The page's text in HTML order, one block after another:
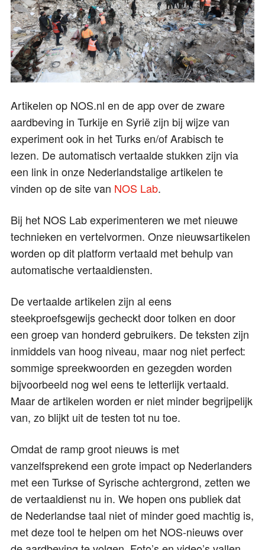
Artikelen op NOS.nl en de app over de zware
aardbeving in Turkije en Syrië zijn bij wijze van
experiment ook in het Turks en/of Arabisch te
lezen. De automatisch vertaalde stukken zijn via
een link in onze Nederlandstalige artikelen te
vinden op de site van NOS Lab.
Bij het NOS Lab experimenteren we met nieuwe
technieken en vertelvormen. Onze nieuwsartikelen
worden op dit platform vertaald met behulp van
automatische vertaaldiensten.
De vertaalde artikelen zijn al eens
steekproefsgewijs gecheckt door tolken en door
een groep van honderd gebruikers. De teksten zijn
inmiddels van hoog niveau, maar nog niet perfect:
sommige spreekwoorden en gezegden worden
bijvoorbeeld nog wel eens te letterlijk vertaald.
Maar de artikelen worden er niet minder begrijpelijk
van, zo blijkt uit de testen tot nu toe.
Omdat de ramp groot nieuws is met
vanzelfsprekend een grote impact op Nederlanders
met een Turkse of Syrische achtergrond, zetten we
de vertaaldienst nu in. We hopen ons publiek dat
de Nederlandse taal niet of minder goed machtig is,
met deze tool te helpen om het NOS-nieuws over